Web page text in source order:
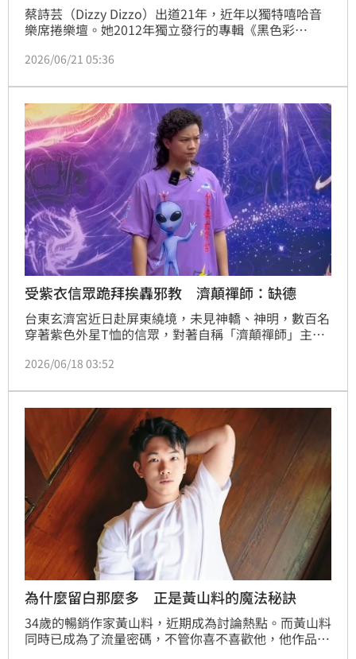
蔡詩芸（Dizzy Dizzo）出道21年，近年以獨特嘻哈音
樂席捲樂壇。她2012年獨立發行的專輯《黑色彩
不僅連續2個月蟬聯QQ音樂熱歌榜第一名、登上各大音
量。
2026/06/21 05:36
受紫衣信眾跪拜挨轟邪教 濟顛禪師：缺德
台東玄濟宮近日赴屏東繞境，未見神轎、神明，數百名
穿著紫色外星T恤的信眾，對著自稱「濟顛禪師」主事
手圤智雨甚至點出玄濟宮9大爭議，甚至有人質疑根本
玄濟宮從來沒有想紅，被酸賺流量、賺盈利、詐騙、搞
邪教，「真的太缺德也太無言了」。
2026/06/18 03:52
為什麼留白那麼多 正是黃山料的魔法秘訣
34歲的暢銷作家黃山料，近期成為討論熱點。而黃山料
同時已成為了流量密碼，不管你喜不喜歡他，他作品的